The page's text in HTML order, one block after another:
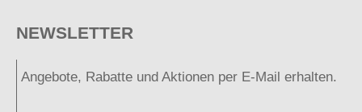
NEWSLETTER
Angebote, Rabatte und Aktionen per E-Mail erhalten.